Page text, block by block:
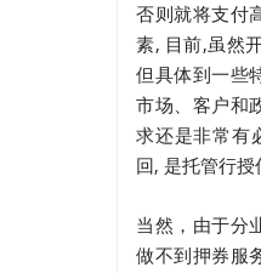
否则就将支付
素, 目前,虽然
但具体到一些
市场、客户和
求还是非常有
回, 是托管行授
当然，由于分
做不到押券服